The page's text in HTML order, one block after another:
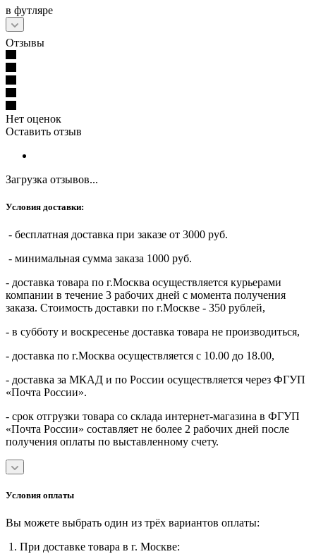
в футляре
Отзывы
Нет оценок
Оставить отзыв
Загрузка отзывов...
Условия доставки:
- бесплатная доставка при заказе от 3000 руб.
- минимальная сумма заказа 1000 руб.
- доставка товара по г.Москва осуществляется курьерами
компании в течение 3 рабочих дней с момента получения
заказа. Стоимость доставки по г.Москве - 350 рублей,
- в субботу и воскресенье доставка товара не производиться,
- доставка по г.Москва осуществляется с 10.00 до 18.00,
- доставка за МКАД и по России осуществляется через ФГУП
«Почта России».
- срок отгрузки товара со склада интернет-магазина в ФГУП
«Почта России» составляет не более 2 рабочих дней после
получения оплаты по выставленному счету.
Условия оплаты
Вы можете выбрать один из трёх вариантов оплаты:
1. При доставке товара в г. Москве: